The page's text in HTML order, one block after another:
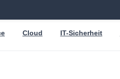
Cloud IT-Sicherheit